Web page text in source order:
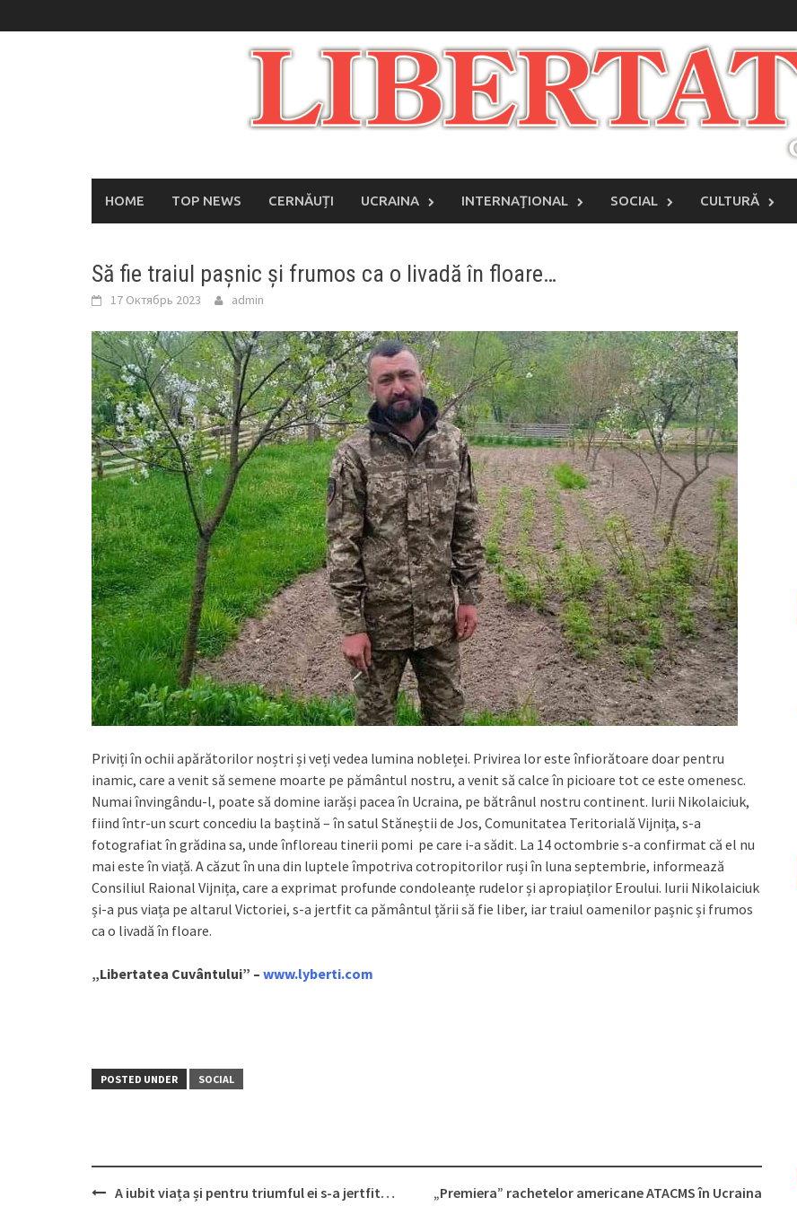
to
HOME TOP NEWS CERNĂUȚI UCRAINA INTERNAŢIONAL SOCIAL CULTURĂ
Să fie traiul pașnic și frumos ca o livadă în floare…
17 Октябрь 2023 admin
Priviți în ochii apărătorilor noștri și veți vedea lumina nobleței. Privirea lor este înfiorătoare doar pentru
inamic, care a venit să semene moarte pe pământul nostru, a venit să calce în picioare tot ce este omenesc.
Numai învingându-l, poate să domine iarăși pacea în Ucraina, pe bătrânul nostru continent. Iurii Nikolaiciuk,
fiind într-un scurt concediu la baștină – în satul Stăneștii de Jos, Comunitatea Teritorială Vijnița, s-a
fotografiat în grădina sa, unde înfloreau tinerii pomi pe care i-a sădit. La 14 octombrie s-a confirmat că el nu
mai este în viață. A căzut în una din luptele împotriva cotropitorilor ruși în luna septembrie, informează
Consiliul Raional Vijnița, care a exprimat profunde condoleanțe rudelor și apropiaților Eroului. Iurii Nikolaiciuk
și-a pus viața pe altarul Victoriei, s-a jertfit ca pământul țării să fie liber, iar traiul oamenilor pașnic și frumos
ca o livadă în floare.
„Libertatea Cuvântului” – www.lyberti.com
POSTED UNDER SOCIAL
A iubit viața și pentru triumful ei s-a jertfit… „Premiera” rachetelor americane ATACMS în Ucraina